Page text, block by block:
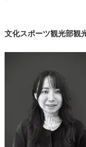
文化スポーツ観光部